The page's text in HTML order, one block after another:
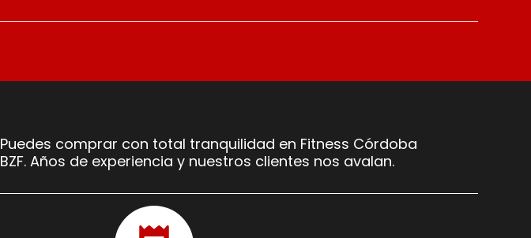
Puedes comprar con total tranquilidad en Fitness Córdoba
BZF. Años de experiencia y nuestros clientes nos avalan.